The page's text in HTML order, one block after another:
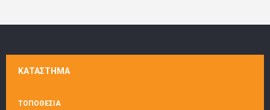
ΚΑΤΆΣΤΗΜΑ
ΤΟΠΟΘΕΣΙΑ